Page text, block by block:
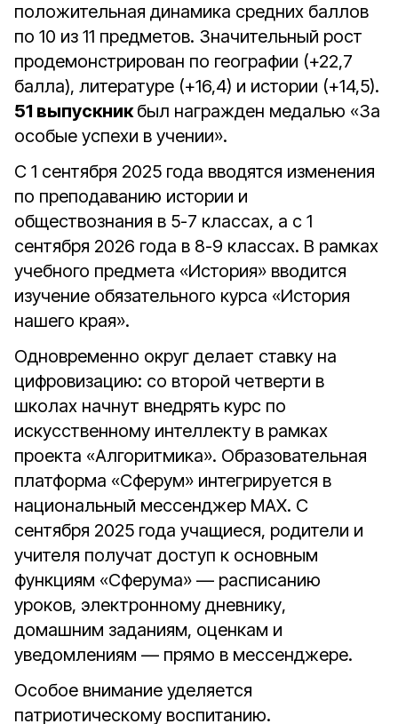
положительная динамика средних баллов
по 10 из 11 предметов. Значительный рост
продемонстрирован по географии (+22,7
балла), литературе (+16,4) и истории (+14,5).
51 выпускникбыл награжден медалью «За
особые успехи в учении».
С 1 сентября 2025 года вводятся изменения
по преподаванию истории и
обществознания в 5-7 классах, а с 1
сентября 2026 года в 8-9 классах. В рамках
учебного предмета «История» вводится
изучение обязательного курса «История
нашего края».
Одновременно округ делает ставку на
цифровизацию: со второй четверти в
школах начнут внедрять курс по
искусственному интеллекту в рамках
проекта «Алгоритмика». Образовательная
платформа «Сферум» интегрируется в
национальный мессенджер МАХ. С
сентября 2025 года учащиеся, родители и
учителя получат доступ к основным
функциям «Сферума» — расписанию
уроков, электронному дневнику,
домашним заданиям, оценкам и
уведомлениям — прямо в мессенджере.
Особое внимание уделяется
патриотическому воспитанию.